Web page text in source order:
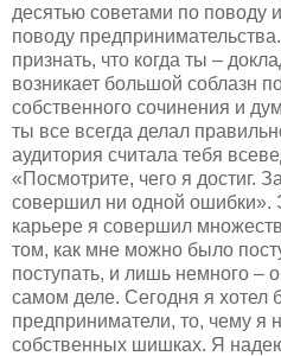
десятью советами по поводу
поводу
признать, что когда ты –
возникает большой соблазн
собственного сочинения и
ты все всегда делал
аудитория считала тебя
«Посмотрите, чего я достиг.
совершил ни одной ошибки».
карьере я совершил
том, как мне можно было
поступать, и лишь немного –
самом деле. Сегодня я хотел
предприниматели, то, чему я
собственных шишках. Я